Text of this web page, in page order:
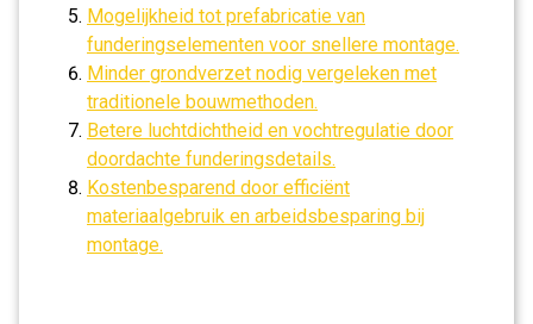
Mogelijkheid tot prefabricatie van
funderingselementen voor snellere montage.
Minder grondverzet nodig vergeleken met
traditionele bouwmethoden.
Betere luchtdichtheid en vochtregulatie door
doordachte funderingsdetails.
Kostenbesparend door efficiënt
materiaalgebruik en arbeidsbesparing bij
montage.